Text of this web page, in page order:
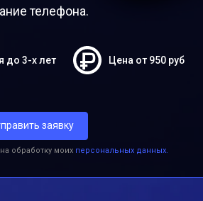
телефона.
до 3-х лет Цена от 950 руб
заявку
обработку моих персональных данных.